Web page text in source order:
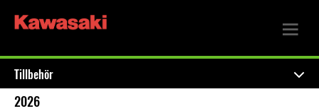
Tillbehör
2026